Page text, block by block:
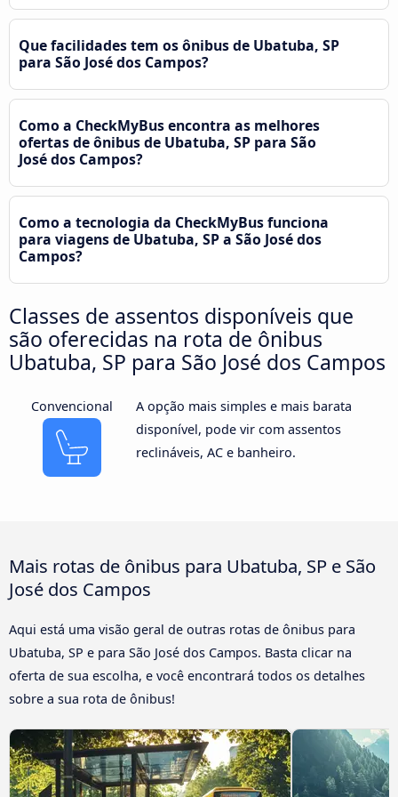
Que facilidades tem os ônibus de Ubatuba, SP
para São José dos Campos?
Como a CheckMyBus encontra as melhores
ofertas de ônibus de Ubatuba, SP para São
José dos Campos?
Como a tecnologia da CheckMyBus funciona
para viagens de Ubatuba, SP a São José dos
Campos?
Classes de assentos disponíveis que
são oferecidas na rota de ônibus
Ubatuba, SP para São José dos Campos
Convencional
A opção mais simples e mais barata
disponível, pode vir com assentos
reclináveis, AC e banheiro.
Mais rotas de ônibus para Ubatuba, SP e São
José dos Campos
Aqui está uma visão geral de outras rotas de ônibus para
Ubatuba, SP e para São José dos Campos. Basta clicar na
oferta de sua escolha, e você encontrará todos os detalhes
sobre a sua rota de ônibus!